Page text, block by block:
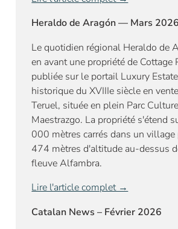
Heraldo de Aragón — Mars 2026
Le quotidien régional Heraldo de
en avant une propriété de Cottage
publiée sur le portail Luxury
historique du XVIIIe siècle en
Teruel, située en plein Parc
Maestrazgo. La propriété s'étend
000 mètres carrés dans un village
474 mètres d'altitude au-dessus
fleuve Alfambra.
Lire l'article complet →
Catalan News – Février 2026